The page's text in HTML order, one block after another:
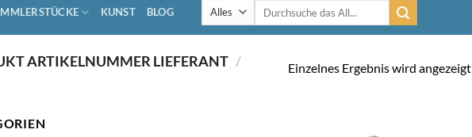
KUNST BLOG
Suchen
nach:
ARTIKELNUMMER LIEFERANT /
Einzelnes Ergebnis wird angezeigt